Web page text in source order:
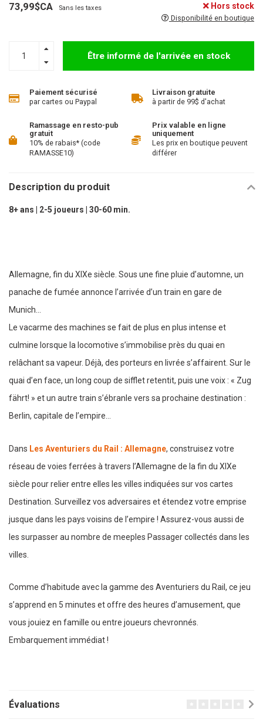
73,99$CA Sans les taxes Hors stock
Disponibilité en boutique
Être informé de l'arrivée en stock
Paiement sécurisé
par cartes ou Paypal
Livraison gratuite
à partir de 99$ d'achat
Ramassage en resto-pub
gratuit
10% de rabais* (code
RAMASSE10)
Prix valable en ligne
uniquement
Les prix en boutique peuvent
différer
Description du produit
8+ ans | 2-5 joueurs | 30-60 min.
Allemagne, fin du XIXe siècle. Sous une fine pluie d’automne, un
panache de fumée annonce l’arrivée d’un train en gare de
Munich...
Le vacarme des machines se fait de plus en plus intense et
culmine lorsque la locomotive s’immobilise près du quai en
relâchant sa vapeur. Déjà, des porteurs en livrée s’affairent. Sur le
quai d’en face, un long coup de sifflet retentit, puis une voix : « Zug
fährt! » et un autre train s’ébranle vers sa prochaine destination :
Berlin, capitale de l’empire...
Dans Les Aventuriers du Rail : Allemagne, construisez votre
réseau de voies ferrées à travers l’Allemagne de la fin du XIXe
siècle pour relier entre elles les villes indiquées sur vos cartes
Destination. Surveillez vos adversaires et étendez votre emprise
jusque dans les pays voisins de l’empire ! Assurez-vous aussi de
les surpasser au nombre de meeples Passager collectés dans les
villes.
Comme d’habitude avec la gamme des Aventuriers du Rail, ce jeu
s’apprend en 5 minutes et offre des heures d’amusement, que
vous jouiez en famille ou entre joueurs chevronnés.
Embarquement immédiat !
Évaluations